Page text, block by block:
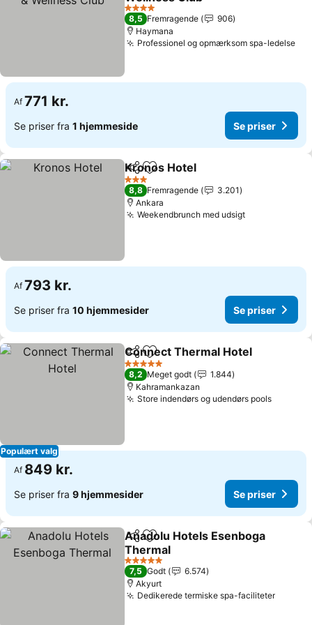
Se priser
4 Stjerner
8,5 Fremragende
906
Haymana
Professionel og opmærksom spa-ledelseSe
Af 771 kr.
Se priser fra 1 hjemmeside Se priser
Del Føj til favoritter
Kronos Hotel
3 Stjerner
8,8 Fremragende
3.201
Ankara
Weekendbrunch med udsigtSe priser
Af 793 kr.
Se priser fra 10 hjemmesider Se priser
Populært valg
Del Føj til favoritter
Connect Thermal Hotel
5 Stjerner
8,2 Meget godt
1.844
Kahramankazan
Store indendørs og udendørs poolsSe
Af 849 kr.
Se priser fra 9 hjemmesider Se priser
Del Føj til favoritter
Anadolu Hotels Esenboga
Thermal
Se priser
5 Stjerner
7,5 Godt
6.574
Akyurt
Dedikerede termiske spa-faciliteterSe